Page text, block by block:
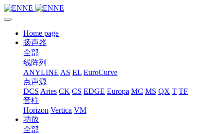
Home page
扬声器
全部
线阵列
ANYLINE AS EL EuroCurve
点声源
DCS Aries CK CS EDGE Europa MC MS QX T TF
音柱
Horizon Vertica VM
功放
全部